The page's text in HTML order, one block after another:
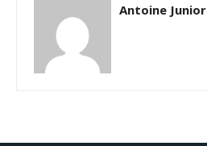
Antoine Junior